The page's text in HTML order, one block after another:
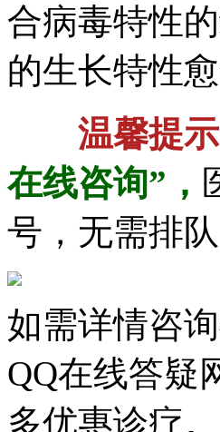
合病毒特性
的生长特性
温馨提示
在线咨询”，
号，无需排
如需详情咨
QQ在线答疑
多优惠诊疗。